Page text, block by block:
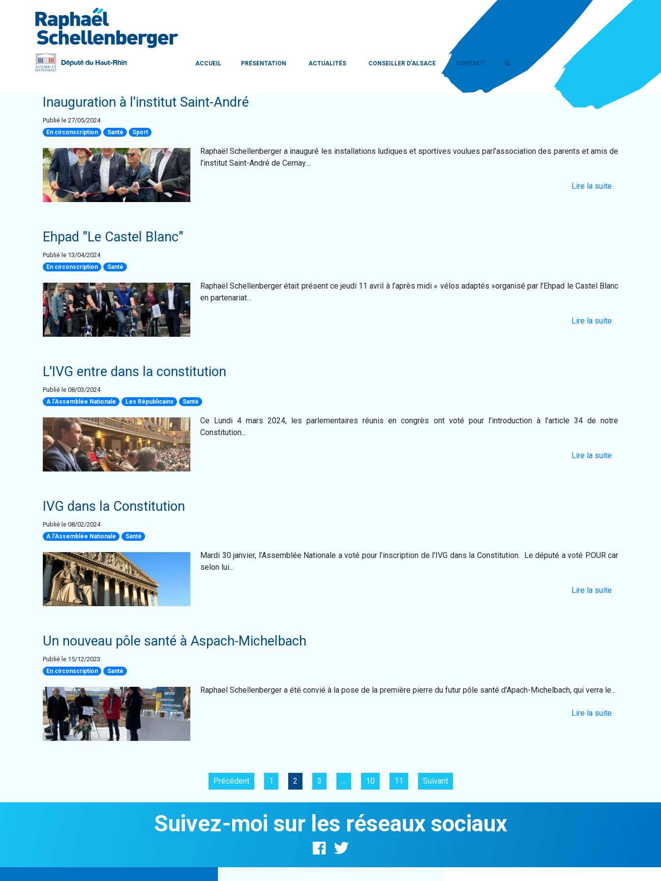
ACCUEIL PRÉSENTATION ACTUALITÉS CONSEILLER D’ALSACE CONTACT
Inauguration à l'institut Saint-André
Publié le 27/05/2024
En circonscription Santé Sport
Raphaël Schellenberger a inauguré les installations ludiques et sportives voulues parl’association des parents et amis de
l’institut Saint-André de Cernay....
Lire la suite
Ehpad "Le Castel Blanc"
Publié le 13/04/2024
En circonscription Santé
Raphaël Schellenberger était présent ce jeudi 11 avril à l’après midi « vélos adaptés »organisé par l’Ehpad le Castel Blanc
en partenariat...
Lire la suite
L'IVG entre dans la constitution
Publié le 08/03/2024
A l'Assemblée Nationale Les Républicains Santé
Ce Lundi 4 mars 2024, les parlementaires réunis en congrès ont voté pour l’introduction à l’article 34 de notre
Constitution...
Lire la suite
IVG dans la Constitution
Publié le 08/02/2024
A l'Assemblée Nationale Santé
Mardi 30 janvier, l’Assemblée Nationale a voté pour l’inscription de l’IVG dans la Constitution. Le député a voté POUR car
selon lui...
Lire la suite
Un nouveau pôle santé à Aspach-Michelbach
Publié le 15/12/2023
En circonscription Santé
Raphael Schellenberger a été convié à la pose de la première pierre du futur pôle santé d'Apach-Michelbach, qui verra le...
Lire la suite
Précédent 1 2 3 … 10 11 Suivant
Suivez-moi sur les réseaux sociaux